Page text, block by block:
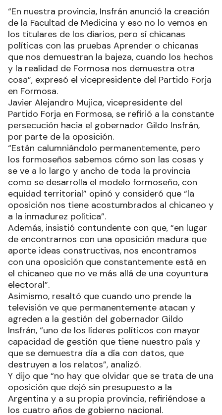
“En nuestra provincia, Insfrán anunció la creación
de la Facultad de Medicina y eso no lo vemos en
los titulares de los diarios, pero sí chicanas
políticas con las pruebas Aprender o chicanas
que nos demuestran la bajeza, cuando los hechos
y la realidad de Formosa nos demuestra otra
cosa”, expresó el vicepresidente del Partido Forja
en Formosa.
Javier Alejandro Mujica, vicepresidente del
Partido Forja en Formosa, se refirió a la constante
persecución hacia el gobernador Gildo Insfrán,
por parte de la oposición.
“Están calumniándolo permanentemente, pero
los formoseños sabemos cómo son las cosas y
se ve a lo largo y ancho de toda la provincia
como se desarrolla el modelo formoseño, con
equidad territorial” opinó y consideró que “la
oposición nos tiene acostumbrados al chicaneo y
a la inmadurez política”.
Además, insistió contundente con que, “en lugar
de encontrarnos con una oposición madura que
aporte ideas constructivas, nos encontramos
con una oposición que constantemente está en
el chicaneo que no ve más allá de una coyuntura
electoral”.
Asimismo, resaltó que cuando uno prende la
televisión ve que permanentemente atacan y
agreden a la gestión del gobernador Gildo
Insfrán, “uno de los líderes políticos con mayor
capacidad de gestión que tiene nuestro país y
que se demuestra día a día con datos, que
destruyen a los relatos”, analizó.
Y dijo que “no hay que olvidar que se trata de una
oposición que dejó sin presupuesto a la
Argentina y a su propia provincia, refiriéndose a
los cuatro años de gobierno nacional.